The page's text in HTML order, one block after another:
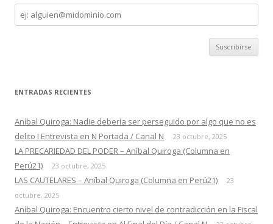
Dirección
de
correo
ENTRADAS RECIENTES
Aníbal Quiroga: Nadie debería ser perseguido por algo que no es
delito I Entrevista en N Portada / Canal N
23 octubre, 2025
LA PRECARIEDAD DEL PODER – Aníbal Quiroga (Columna en
Perú21)
23 octubre, 2025
LAS CAUTELARES – Aníbal Quiroga (Columna en Perú21)
23
octubre, 2025
Aníbal Quiroga: Encuentro cierto nivel de contradicción en la Fiscal